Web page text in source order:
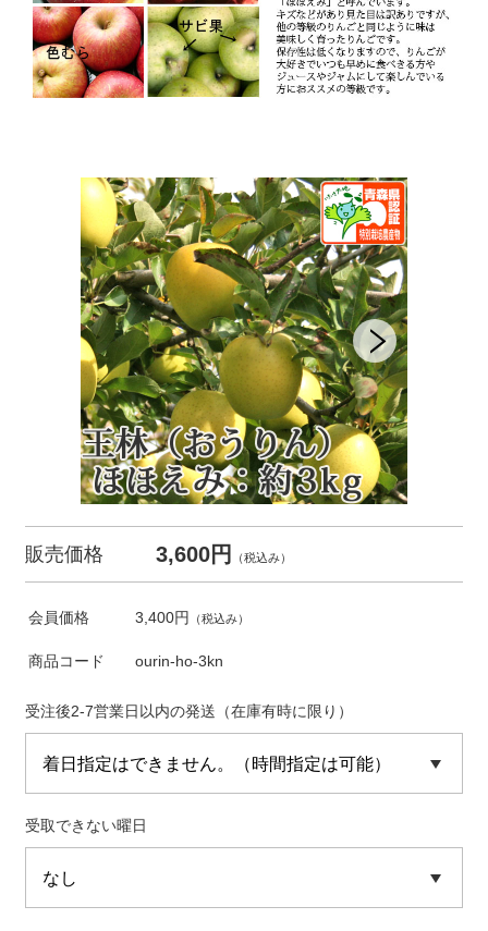
販売価格 3,600円 （税込み）
会員価格 3,400円 （税込み）
商品コード ourin-ho-3kn
受注後2-7営業日以内の発送（在庫有時に限り）
受取できない曜日